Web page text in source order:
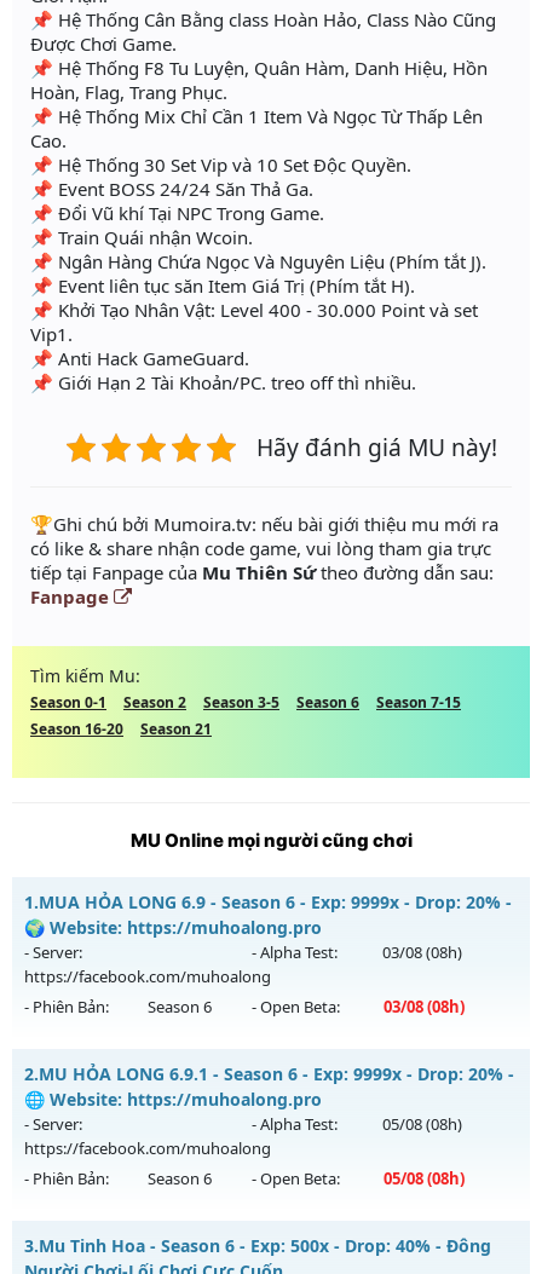
📌 Hệ Thống Cân Bằng class Hoàn Hảo, Class Nào Cũng
Được Chơi Game.
📌 Hệ Thống F8 Tu Luyện, Quân Hàm, Danh Hiệu, Hồn
Hoàn, Flag, Trang Phục.
📌 Hệ Thống Mix Chỉ Cần 1 Item Và Ngọc Từ Thấp Lên
Cao.
📌 Hệ Thống 30 Set Vip và 10 Set Độc Quyền.
📌 Event BOSS 24/24 Săn Thả Ga.
📌 Đổi Vũ khí Tại NPC Trong Game.
📌 Train Quái nhận Wcoin.
📌 Ngân Hàng Chứa Ngọc Và Nguyên Liệu (Phím tắt J).
📌 Event liên tục săn Item Giá Trị (Phím tắt H).
📌 Khởi Tạo Nhân Vật: Level 400 - 30.000 Point và set
Vip1.
📌 Anti Hack GameGuard.
📌 Giới Hạn 2 Tài Khoản/PC. treo off thì nhiều.
Hãy đánh giá MU này!
️🏆Ghi chú bởi Mumoira.tv: nếu bài giới thiệu mu mới ra
có like & share nhận code game, vui lòng tham gia trực
tiếp tại Fanpage của Mu Thiên Sứtheo đường dẫn sau:
Fanpage
Tìm kiếm Mu:
Season 0-1 Season 2 Season 3-5 Season 6
Season 7-15
Season 16-20
Season 21
MU Online mọi người cũng chơi
1.MUA HỎA LONG 6.9 - Season 6 - Exp: 9999x - Drop: 20% -
🌍 Website: https://muhoalong.pro
- Server:
https://facebook.com/muhoalong
- Alpha Test: 03/08(08h)
- Phiên Bản: Season 6 - Open Beta: 03/08(08h)
MUA HỎA LONG 6.9 - 🌍 Website: https://muhoalong.pro
Mu mới ra tháng 08 2026 - Mở máy chủ
https://facebook.com/muhoalongvào 08h ngày
03/08/2626
Exp: 9999x - Drop: 20%
Thể loại: Mu Nguyên bản Webzen
2.MU HỎA LONG 6.9.1 - Season 6 - Exp: 9999x - Drop: 20% -
🌐 Website: https://muhoalong.pro
- Server:
https://facebook.com/muhoalong
- Alpha Test: 05/08(08h)
- Phiên Bản: Season 6 - Open Beta: 05/08(08h)
MU HỎA LONG 6.9.1 - 🌐 Website: https://muhoalong.pro
3.Mu Tinh Hoa - Season 6 - Exp: 500x - Drop: 40% - Đông